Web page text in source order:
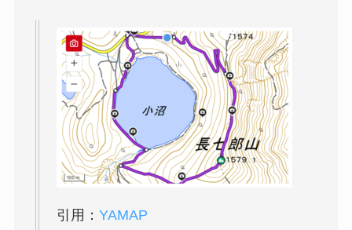
引用： YAMAP